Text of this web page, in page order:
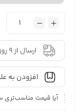
ارسال از 9 روز کاری آینده
افزودن به
آیا قیمت مناسب‌تری